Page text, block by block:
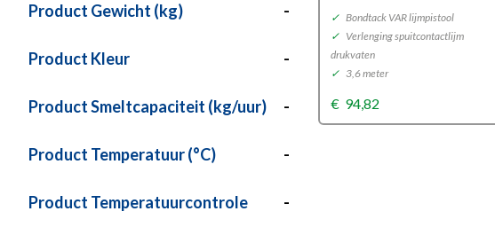
Product Gewicht (kg) -
Product Kleur -
Product Smeltcapaciteit (kg/uur) -
Product Temperatuur (°C) -
Product Temperatuurcontrole -
✓ Bondtack VAR lijmpistool
✓ Verlenging spuitcontactlijm
drukvaten
✓ 3,6 meter
€ 94,82